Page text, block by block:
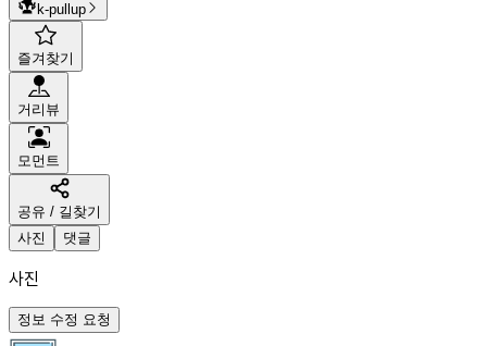
k-pullup
즐겨찾기
거리뷰
모먼트
공유 / 길찾기
사진
댓글
사진
정보 수정 요청